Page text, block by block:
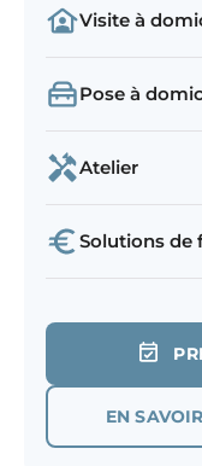
Visite à
Pose à
Atelier
Solutions de
EN